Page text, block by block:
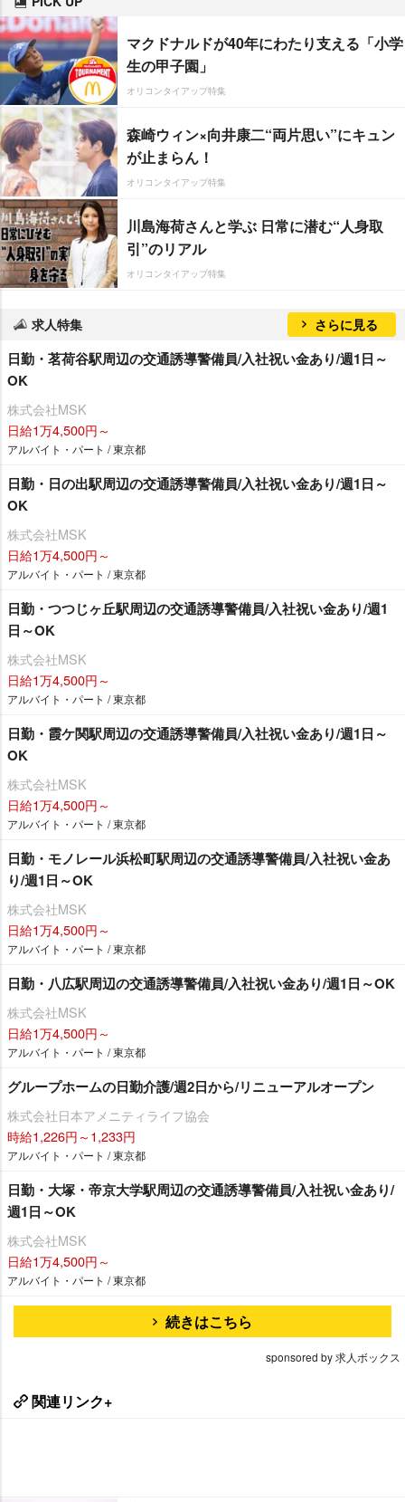
マクドナルドが40年にわたり支える「小学
生の甲子園」
オリコンタイアップ特集
森崎ウィン×向井康二“両片思い”にキュン
が止まらん！
オリコンタイアップ特集
川島海荷さんと学ぶ 日常に潜む“人身取
引”のリアル
オリコンタイアップ特集
求人特集 さらに見る
日勤・茗荷谷駅周辺の交通誘導警備員/入社祝い金あり/週1日～
OK
株式会社MSK
日給1万4,500円～
アルバイト・パート / 東京都
日勤・日の出駅周辺の交通誘導警備員/入社祝い金あり/週1日～
OK
株式会社MSK
日給1万4,500円～
アルバイト・パート / 東京都
日勤・つつじヶ丘駅周辺の交通誘導警備員/入社祝い金あり/週1
日～OK
株式会社MSK
日給1万4,500円～
アルバイト・パート / 東京都
日勤・霞ケ関駅周辺の交通誘導警備員/入社祝い金あり/週1日～
OK
株式会社MSK
日給1万4,500円～
アルバイト・パート / 東京都
日勤・モノレール浜松町駅周辺の交通誘導警備員/入社祝い金あ
り/週1日～OK
株式会社MSK
日給1万4,500円～
アルバイト・パート / 東京都
日勤・八広駅周辺の交通誘導警備員/入社祝い金あり/週1日～OK
株式会社MSK
日給1万4,500円～
アルバイト・パート / 東京都
グループホームの日勤介護/週2日から/リニューアルオープン
株式会社日本アメニティライフ協会
時給1,226円～1,233円
アルバイト・パート / 東京都
日勤・大塚・帝京大学駅周辺の交通誘導警備員/入社祝い金あり/
週1日～OK
株式会社MSK
日給1万4,500円～
アルバイト・パート / 東京都
続きはこちら
sponsored by 求人ボックス
関連リンク+